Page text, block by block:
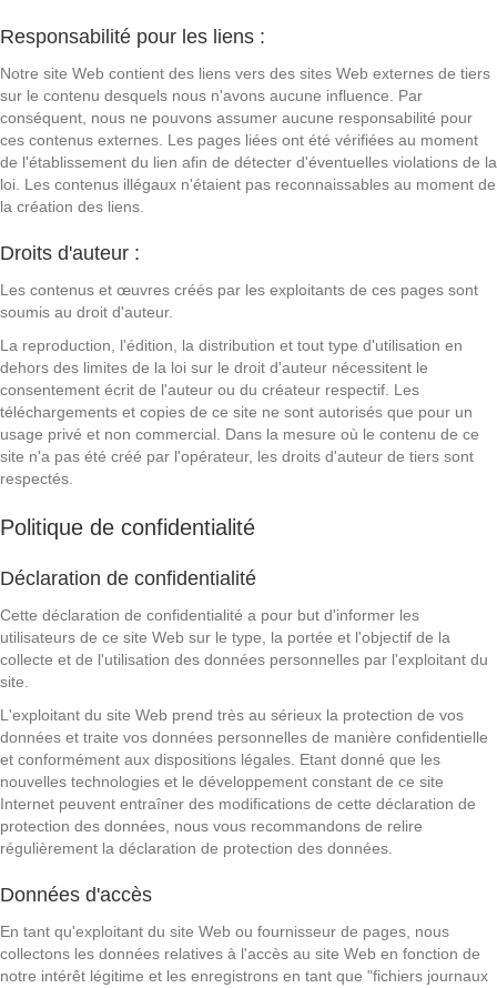
Responsabilité pour les liens :
Notre site Web contient des liens vers des sites Web externes de tiers
sur le contenu desquels nous n'avons aucune influence. Par
conséquent, nous ne pouvons assumer aucune responsabilité pour
ces contenus externes. Les pages liées ont été vérifiées au moment
de l'établissement du lien afin de détecter d'éventuelles violations de la
loi. Les contenus illégaux n'étaient pas reconnaissables au moment de
la création des liens.
Droits d'auteur :
Les contenus et œuvres créés par les exploitants de ces pages sont
soumis au droit d'auteur.
La reproduction, l'édition, la distribution et tout type d'utilisation en
dehors des limites de la loi sur le droit d'auteur nécessitent le
consentement écrit de l'auteur ou du créateur respectif. Les
téléchargements et copies de ce site ne sont autorisés que pour un
usage privé et non commercial. Dans la mesure où le contenu de ce
site n'a pas été créé par l'opérateur, les droits d'auteur de tiers sont
respectés.
Politique de confidentialité
Déclaration de confidentialité
Cette déclaration de confidentialité a pour but d'informer les
utilisateurs de ce site Web sur le type, la portée et l'objectif de la
collecte et de l'utilisation des données personnelles par l'exploitant du
site.
L'exploitant du site Web prend très au sérieux la protection de vos
données et traite vos données personnelles de manière confidentielle
et conformément aux dispositions légales. Etant donné que les
nouvelles technologies et le développement constant de ce site
Internet peuvent entraîner des modifications de cette déclaration de
protection des données, nous vous recommandons de relire
régulièrement la déclaration de protection des données.
Données d'accès
En tant qu'exploitant du site Web ou fournisseur de pages, nous
collectons les données relatives à l'accès au site Web en fonction de
notre intérêt légitime et les enregistrons en tant que "fichiers journaux